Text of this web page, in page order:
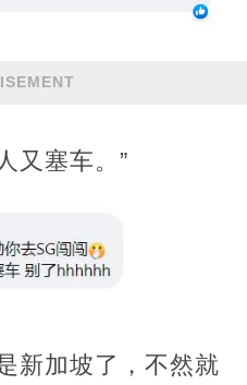
又塞车。”
新加坡了，不然就